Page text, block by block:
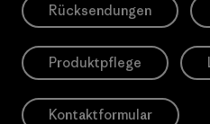
Rücksendungen
Produktpflege
Kontaktformular